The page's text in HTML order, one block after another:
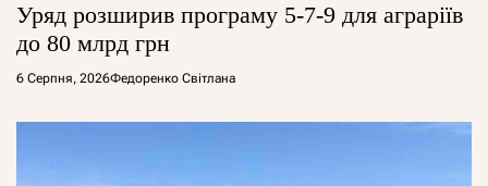
Уряд розширив програму 5-7-9 для аграріїв
до 80 млрд грн
6 Серпня, 2026Федоренко Світлана